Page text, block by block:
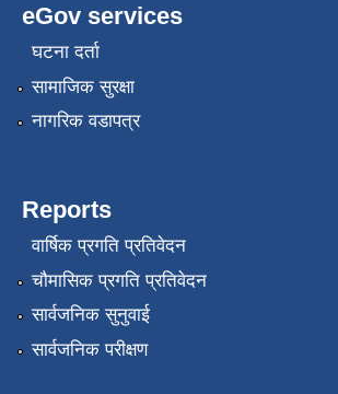
eGov services
घटना दर्ता
सामाजिक सुरक्षा
नागरिक वडापत्र
Reports
वार्षिक प्रगति प्रतिवेदन
चौमासिक प्रगति प्रतिवेदन
सार्वजनिक सुनुवाई
सार्वजनिक परीक्षण